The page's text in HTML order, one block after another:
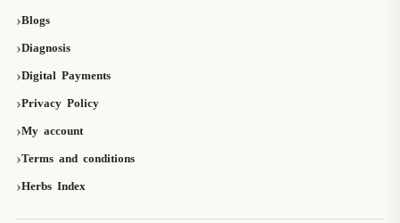
Blogs
Diagnosis
Digital Payments
Privacy Policy
My account
Terms and conditions
Herbs Index